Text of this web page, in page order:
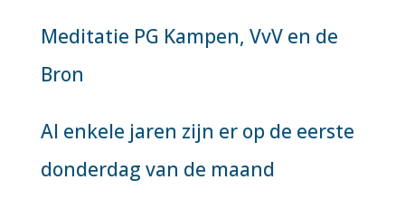
Meditatie PG Kampen, VvV en de
Bron
Al enkele jaren zijn er op de eerste
donderdag van de maand